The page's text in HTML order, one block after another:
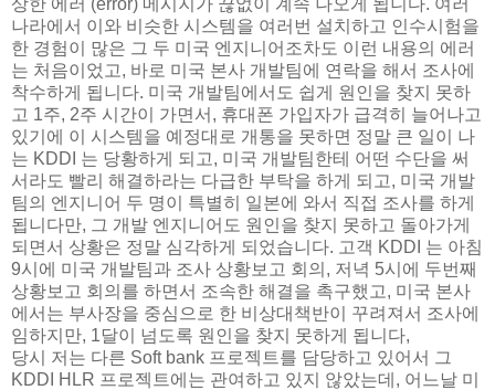
나라에서 이와 비슷한 시스템을 여러번 설치하고 인수시험을
한 경험이 많은 그 두 미국 엔지니어조차도 이런 내용의 에러
는 처음이었고, 바로 미국 본사 개발팀에 연락을 해서 조사에
착수하게 됩니다. 미국 개발팀에서도 쉽게 원인을 찾지 못하
고 1주, 2주 시간이 가면서, 휴대폰 가입자가 급격히 늘어나고
있기에 이 시스템을 예정대로 개통을 못하면 정말 큰 일이 나
는 KDDI 는 당황하게 되고, 미국 개발팀한테 어떤 수단을 써
서라도 빨리 해결하라는 다급한 부탁을 하게 되고, 미국 개발
팀의 엔지니어 두 명이 특별히 일본에 와서 직접 조사를 하게
됩니다만, 그 개발 엔지니어도 원인을 찾지 못하고 돌아가게
되면서 상황은 정말 심각하게 되었습니다. 고객 KDDI 는 아침
9시에 미국 개발팀과 조사 상황보고 회의, 저녁 5시에 두번째
상황보고 회의를 하면서 조속한 해결을 촉구했고, 미국 본사
에서는 부사장을 중심으로 한 비상대책반이 꾸려져서 조사에
임하지만, 1달이 넘도록 원인을 찾지 못하게 됩니다,
당시 저는 다른 Soft bank 프로젝트를 담당하고 있어서 그
KDDI HLR 프로젝트에는 관여하고 있지 않았는데, 어느날 미